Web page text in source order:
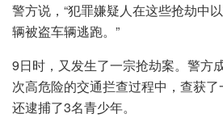
警方说，“犯罪嫌疑人在这些抢劫中
辆被盗车辆逃跑。”
9日时，又发生了一宗抢劫案。警方
次高危险的交通拦查过程中，查获了
还逮捕了3名青少年。